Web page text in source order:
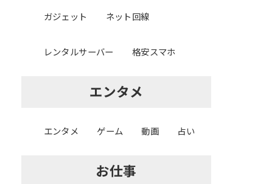
ガジェット ネット回線
レンタルサーバー 格安スマホ
エンタメ
エンタメ ゲーム 動画 占い
お仕事